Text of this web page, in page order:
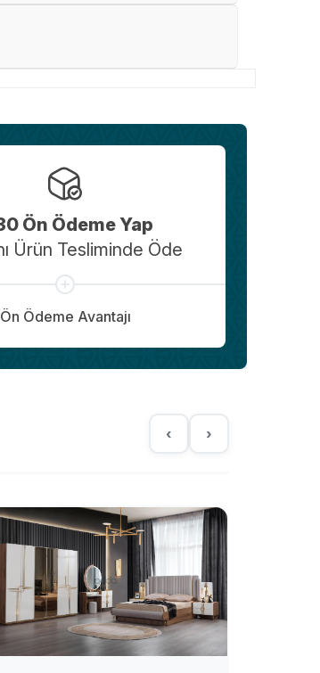
Ön Ödeme Yap
Ürün Tesliminde Öde
Ön Ödeme Avantajı
‹ ›